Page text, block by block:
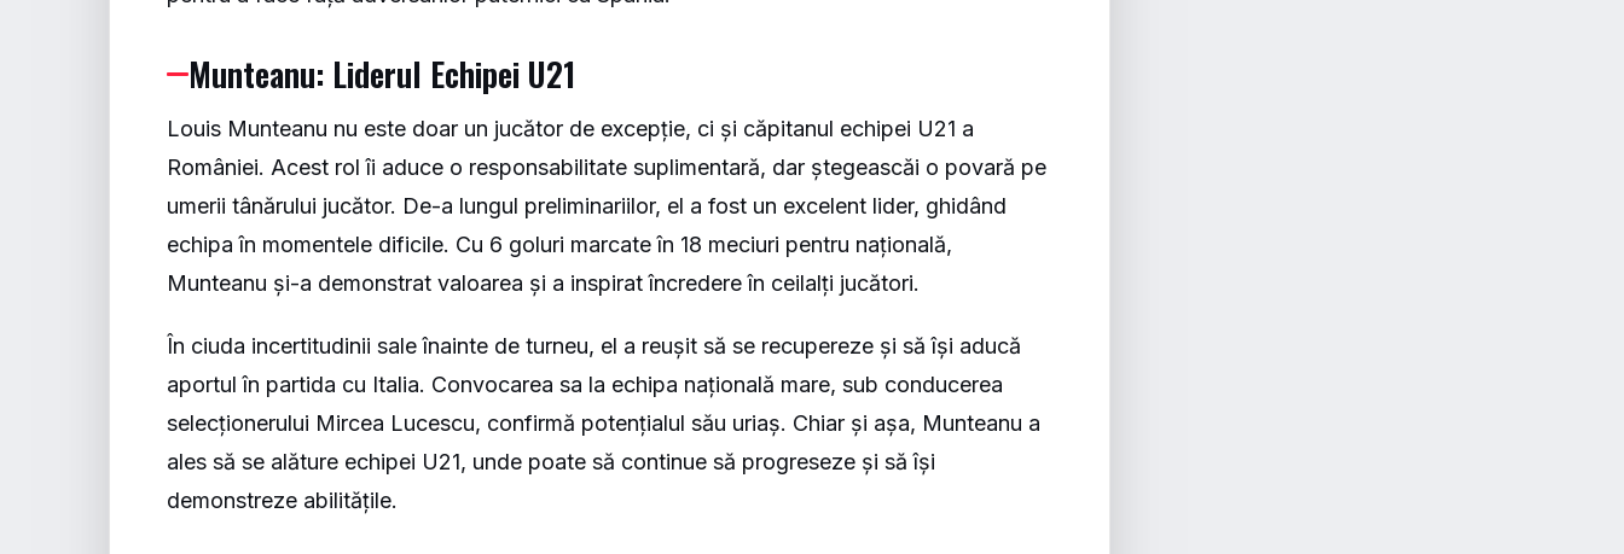
Munteanu: Liderul Echipei U21
Louis Munteanu nu este doar un jucător de excepție, ci și căpitanul echipei U21 a
României. Acest rol îi aduce o responsabilitate suplimentară, dar ștegeascăi o povară pe
umerii tânărului jucător. De-a lungul preliminariilor, el a fost un excelent lider, ghidând
echipa în momentele dificile. Cu 6 goluri marcate în 18 meciuri pentru națională,
Munteanu și-a demonstrat valoarea și a inspirat încredere în ceilalți jucători.
În ciuda incertitudinii sale înainte de turneu, el a reușit să se recupereze și să își aducă
aportul în partida cu Italia. Convocarea sa la echipa națională mare, sub conducerea
selecționerului Mircea Lucescu, confirmă potențialul său uriaș. Chiar și așa, Munteanu a
ales să se alăture echipei U21, unde poate să continue să progreseze și să își
demonstreze abilitățile.